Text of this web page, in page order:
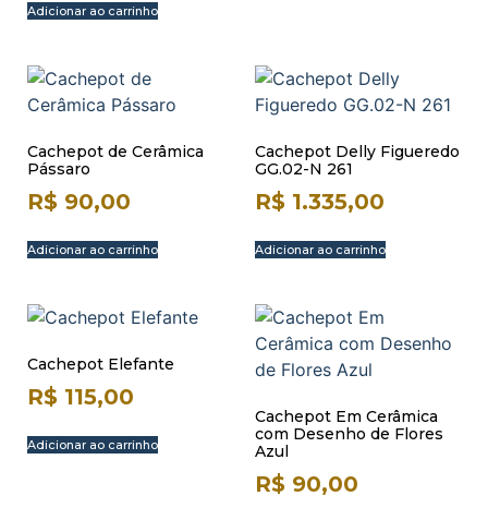
Adicionar ao carrinho
Cachepot de Cerâmica
Pássaro
R$ 90,00
Adicionar ao carrinho
Cachepot Delly Figueredo
GG.02-N 261
R$ 1.335,00
Adicionar ao carrinho
Cachepot Elefante
R$ 115,00
Adicionar ao carrinho
Cachepot Em Cerâmica
com Desenho de Flores
Azul
R$ 90,00